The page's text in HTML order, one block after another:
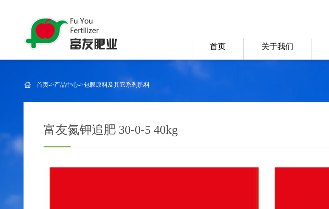
首页 关于我们
首页->产品中心->包膜原料及其它系列肥料
富友氮钾追肥 30-0-5 40kg